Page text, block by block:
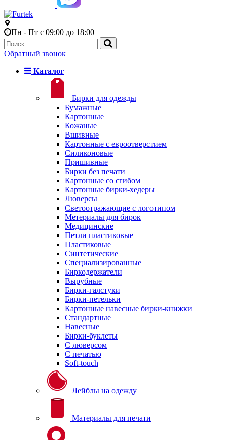
Пн - Пт с 09:00 до 18:00
Обратный звонок
Каталог
Бирки для одежды
Бумажные
Картонные
Кожаные
Вшивные
Картонные с евроотверстием
Силиконовые
Пришивные
Бирки без печати
Картонные со сгибом
Картонные бирки-хедеры
Люверсы
Светоотражающие с логотипом
Метериалы для бирок
Медицинские
Петли пластиковые
Пластиковые
Синтетические
Специализированные
Биркодержатели
Вырубные
Бирки-галстуки
Бирки-петельки
Картонные навесные бирки-книжки
Стандартные
Навесные
Бирки-буклеты
С люверсом
С печатью
Soft-touch
Лейблы на одежду
Материалы для печати